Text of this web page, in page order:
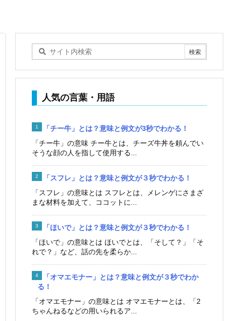
人気の言葉・用語
「チー牛」とは？意味と例文が3秒でわかる！
「チー牛」の意味 チー牛とは、チーズ牛丼を頼んでい
そうな顔の人を指して使用する...
「スフレ」とは？意味と例文が３秒でわかる！
「スフレ」の意味とは スフレとは、メレンゲにさまざ
まな材料を加えて、ココットに...
「ほいで」とは？意味と例文が３秒でわかる！
「ほいで」の意味とは ほいでとは、「そして？」「そ
れで？」など、話の先を柔らか...
「オマエモナー」とは？意味と例文が３秒でわか
る！
「オマエモナー」の意味とは オマエモナーとは、「2
ちゃんねるなどの用いられるア...